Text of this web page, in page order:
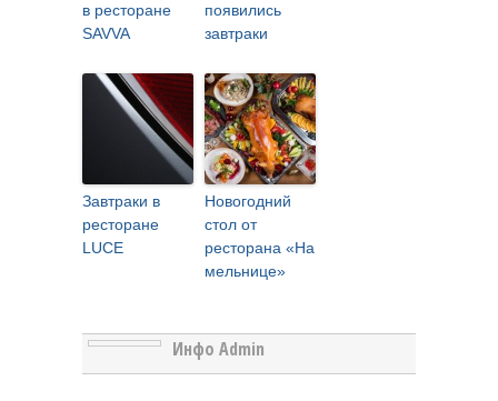
в ресторане
SAVVA
появились
завтраки
Завтраки в
ресторане
LUCE
Новогодний
стол от
ресторана «На
мельнице»
Инфо Admin